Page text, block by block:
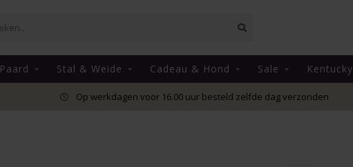
Paard Stal & Weide Cadeau & Hond Sale Kentucky
Op werkdagen voor 16.00 uur besteld zelfde dag verzonden